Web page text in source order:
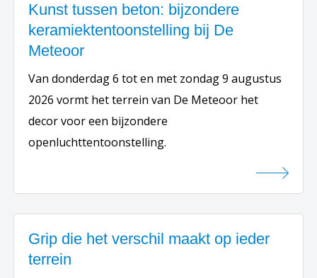
Kunst tussen beton: bijzondere
keramiektentoonstelling bij De
Meteoor
Van donderdag 6 tot en met zondag 9 augustus
2026 vormt het terrein van De Meteoor het
decor voor een bijzondere
openluchttentoonstelling.
Grip die het verschil maakt op ieder
terrein